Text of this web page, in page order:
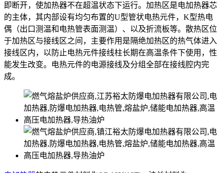
即断开，使加热器不在超温状态下运行。加热区是电加热器芯
的主体，其内部设有均匀布置的U型管状电热元件，K型热电
偶（出口测温和电热管表面测温）、以及折流板等。散热区位
于加热区与接线区之间，主要作用是隔绝加热区的热气体进入
接线区内，以防止电热元件接线柱长期在高温条件下使用，性
能发生改变。电热元件的电源接线及分组全部在接线腔内完
成。